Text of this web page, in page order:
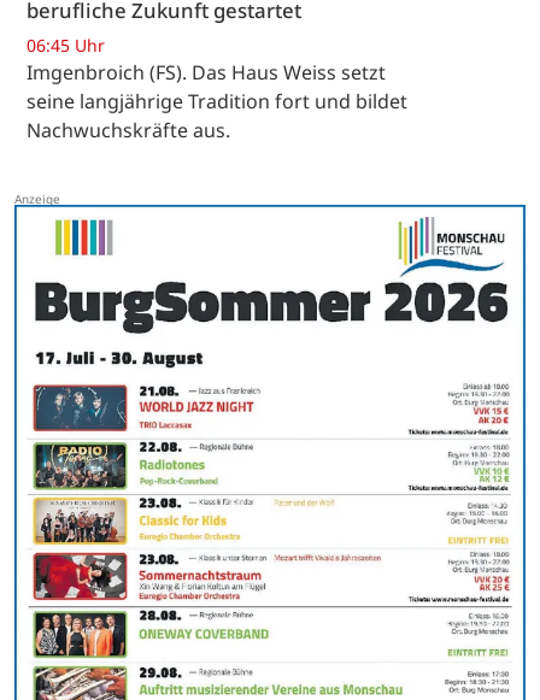
berufliche Zukunft gestartet
06:45 Uhr
Imgenbroich (FS). Das Haus Weiss setzt
seine langjährige Tradition fort und bildet
Nachwuchskräfte aus.